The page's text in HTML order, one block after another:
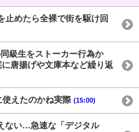
止めたら全裸で街を駆け回
同級生をストーカー行為か
唐揚げや文庫本など繰り返
使えたのかね実際 (15:00)
ない…急速な「デジタル